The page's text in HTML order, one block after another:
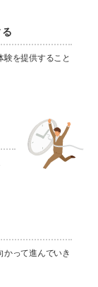
を提供すること
かって進んでいき